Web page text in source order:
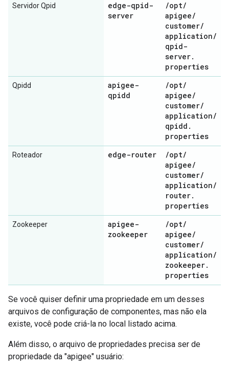
Servidor Qpid
edge-qpid-
server
/opt/
apigee/
customer/
application/
qpid-
server.
properties
Qpidd
apigee-
qpidd
/opt/
apigee/
customer/
application/
qpidd .
properties
Roteador edge-router /opt/
apigee/
customer/
application/
router.
properties
Zookeeper
apigee-
zookeeper
/opt/
apigee/
customer/
application/
zookeeper.
properties
Se você quiser definir uma propriedade em um desses
arquivos de configuração de componentes, mas não ela
existe, você pode criá-la no local listado acima.
Além disso, o arquivo de propriedades precisa ser de
propriedade da "apigee" usuário: